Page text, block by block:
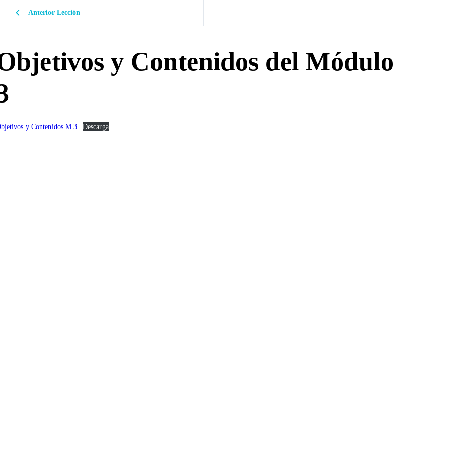
Anterior Lección
y Contenidos del Módulo
y Contenidos M.3 Descarga